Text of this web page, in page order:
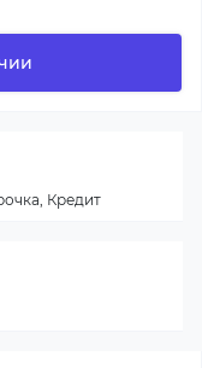
Кредит